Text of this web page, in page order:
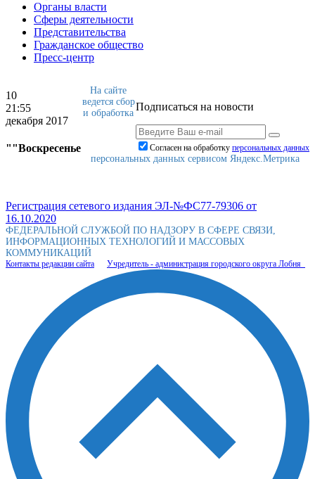
Органы власти
Сферы деятельности
Представительства
Гражданское общество
Пресс-центр
10
21:55
декабря 2017
""Воскресенье
Подписаться на новости
Согласен на обработку персональныx данных
На сайте
ведется сбор
и обработка
персональных данных сервисом Яндекс.Метрика
Регистрация сетевого издания ЭЛ-№ФС77-79306 от
16.10.2020
ФЕДЕРАЛЬНОЙ СЛУЖБОЙ ПО НАДЗОРУ В СФЕРЕ СВЯЗИ,
ИНФОРМАЦИОННЫХ ТЕХНОЛОГИЙ И МАССОВЫХ
КОММУНИКАЦИЙ
Контакты редакции сайта Учредитель - администрация городского округа Лобня